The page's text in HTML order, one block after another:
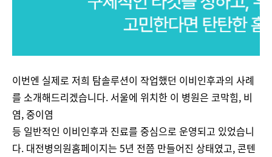
이번엔 실제로 저희 탐솔루션이 작업했던 이비인후과의 사례
를 소개해드리겠습니다. 서울에 위치한 이 병원은 코막힘, 비
염, 중이염
등 일반적인 이비인후과 진료를 중심으로 운영되고 있었습니
다. 대전병의원홈페이지는 5년 전쯤 만들어진 상태였고, 콘텐